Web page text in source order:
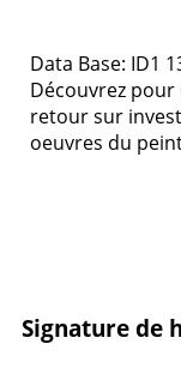
Data Base: ID1
Découvrez
retour sur
oeuvres du
Signature de